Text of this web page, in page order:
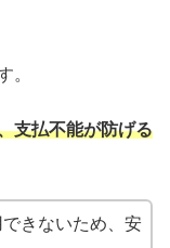
。
支払不能が防げる
きないため、安